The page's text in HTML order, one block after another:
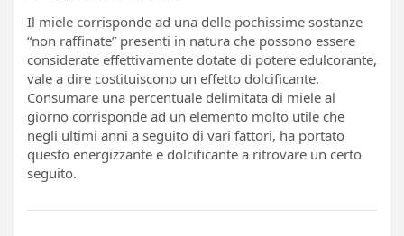
Il miele corrisponde ad una delle pochissime sostanze
“non raffinate” presenti in natura che possono essere
considerate effettivamente dotate di potere edulcorante,
vale a dire costituiscono un effetto dolcificante.
Consumare una percentuale delimitata di miele al
giorno corrisponde ad un elemento molto utile che
negli ultimi anni a seguito di vari fattori, ha portato
questo energizzante e dolcificante a ritrovare un certo
seguito.